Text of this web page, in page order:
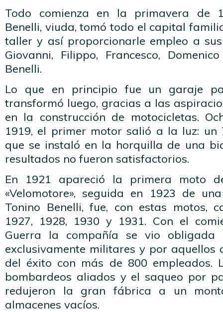
Todo comienza en la primavera de
Benelli, viuda, tomó todo el capital
taller y así proporcionarle empleo a sus
Giovanni, Filippo, Francesco,
Benelli.
Lo que en principio fue un garaje
transformó luego, gracias a las
en la construcción de motocicletas.
1919, el primer motor salió a la luz: un
que se instaló en la horquilla de una
resultados no fueron satisfactorios.
En 1921 apareció la primera moto
«Velomotore», seguida en 1923 de
Tonino Benelli, fue, con estas motos,
1927, 1928, 1930 y 1931. Con el
Guerra la compañía se vio obligada
exclusivamente militares y por aquellos
del éxito con más de 800 empleados.
bombardeos aliados y el saqueo por
redujeron la gran fábrica a un
almacenes vacíos.